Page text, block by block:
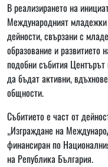
В реализирането на
Международният
дейности, свързани с
образование и развитието
подобни събития
да бъдат активни,
общности.
Събитието е част от
„Изграждане на
финансиран по
на Република България.